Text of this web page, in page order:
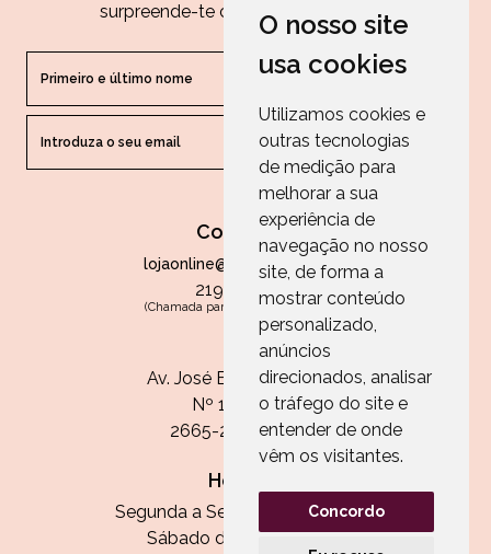
O nosso site
usa cookies
Utilizamos cookies e
outras tecnologias
de medição para
melhorar a sua
experiência de
navegação no nosso
site, de forma a
mostrar conteúdo
personalizado,
anúncios
direcionados, analisar
o tráfego do site e
entender de onde
vêm os visitantes.
Concordo
surpreende-te com as nossas dicas.
ENVIAR
Contactos
lojaonline@paperandarts.pt
219 862 836
(Chamada para a rede fixa nacional)
Loja
Av. José Batista Antunes
Nº 11, Loja 10
2665-236 Malveira
Horário:
Segunda a Sexta das 13h às 20h
Sábado das 9h30 às 13h